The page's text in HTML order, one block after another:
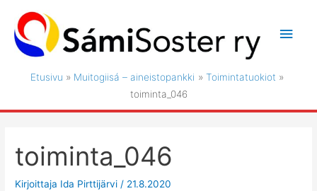
sisältöön
Etusivu Muitogiisá – aineistopankki
Toimintatuokiot
toiminta_046
toiminta_046
Kirjoittaja Ida Pirttijärvi / 21.8.2020